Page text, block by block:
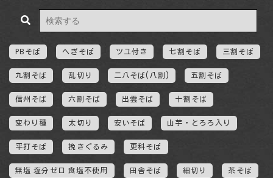
PBそば へぎそば ツユ付き 七割そば 三割そば
九割そば 乱切り 二八そば(八割) 五割そば
信州そば 六割そば 出雲そば 十割そば
変わり種 太切り 安いそば 山芋・とろろ入り
平打そば 挽きぐるみ 更科そば
無塩 塩分ゼロ 食塩不使用 田舎そば 細切り 茶そば